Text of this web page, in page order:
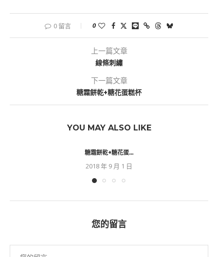
0 留言 0
上一篇文章
線條刺繡
下一篇文章
糖霜餅乾+糖花蛋糕杯
YOU MAY ALSO LIKE
糖霜餅乾+糖花蛋...
2018 年 9 月 1 日
您的留言